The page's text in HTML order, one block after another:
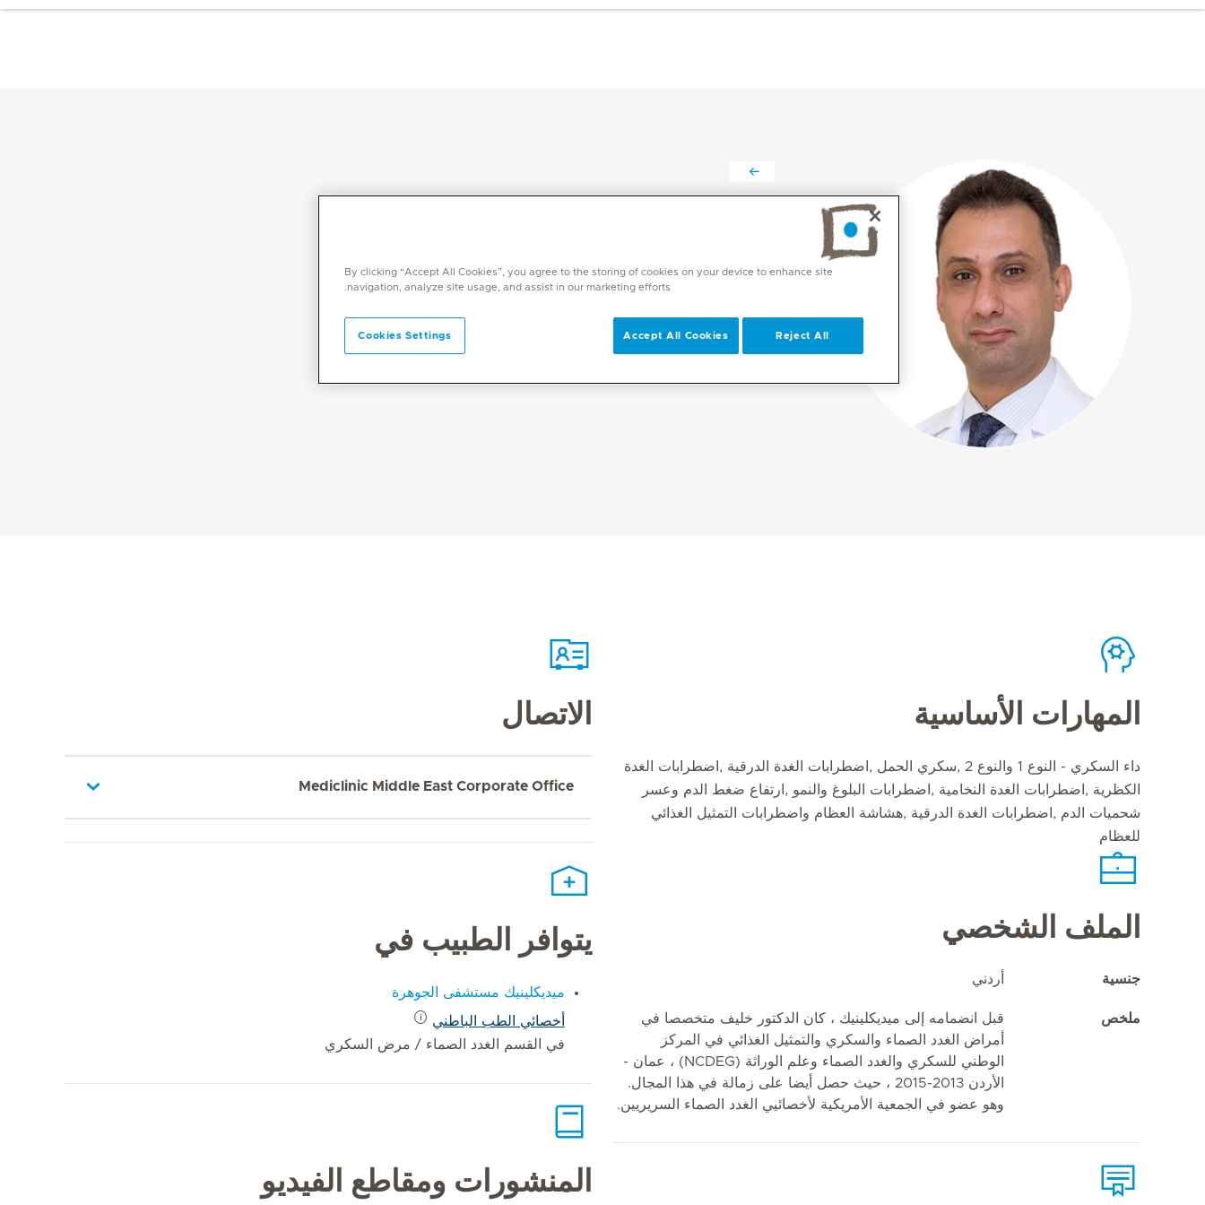
الغدد الصماء / السكري
اللغات
انجليزي, عربي
المهارات الأساسية
داء السكري - النوع 1 والنوع 2 ,سكري الحمل ,اضطرابات الغدة الدرقية ,اضطرابات الغدة
الكظرية ,اضطرابات الغدة النخامية ,اضطرابات البلوغ والنمو ,ارتفاع ضغط الدم وعسر
شحميات الدم ,اضطرابات الغدة الدرقية ,هشاشة العظام واضطرابات التمثيل الغذائي
للعظام
الملف الشخصي
جنسية أردني
ملخص
قبل انضمامه إلى ميديكلينيك ، كان الدكتور خليف متخصصا في
أمراض الغدد الصماء والسكري والتمثيل الغذائي في المركز
الوطني للسكري والغدد الصماء وعلم الوراثة (NCDEG) ، عمان -
الأردن 2013-2015 ، حيث حصل أيضا على زمالة في هذا المجال.
وهو عضو في الجمعية الأمريكية لأخصائيي الغدد الصماء السريريين.
الاتصال
Mediclinic Middle East Corporate Office
يتوافر الطبيب في
ميديكلينيك مستشفى الجوهرة
أخصائي الطب الباطني
في القسم الغدد الصماء / مرض السكري
المنشورات ومقاطع الفيديو
By clicking “Accept All Cookies”, you agree to the storing of cookies on your device to enhance site
navigation, analyze site usage, and assist in our marketing efforts.
Cookies Settings Reject All
Accept All Cookies